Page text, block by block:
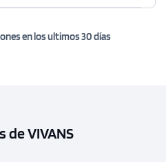
en los ultimos 30 días
VIVANS